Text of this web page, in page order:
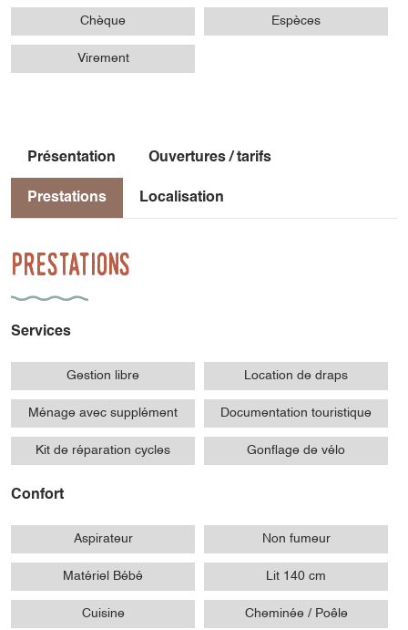
Chèque Espèces
Virement
Présentation Ouvertures / tarifs
Prestations Localisation
Prestations
Services
Gestion libre Location de draps
Ménage avec supplément Documentation touristique
Kit de réparation cycles Gonflage de vélo
Confort
Aspirateur Non fumeur
Matériel Bébé Lit 140 cm
Cuisine Cheminée / Poêle